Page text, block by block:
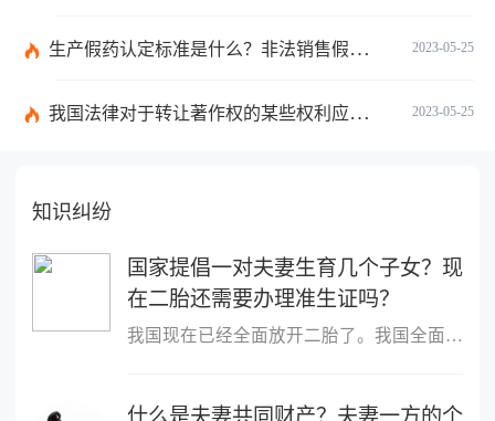
2023-05-25
生产假药认定标准是什么？非法销售假药罪的量刑标准是什么？
2023-05-25
我国法律对于转让著作权的某些权利应当遵循的原则有哪些规定？
知识纠纷
国家提倡一对夫妻生育几个子女？现
在二胎还需要办理准生证吗？
我国现在已经全面放开二胎了。我国全面开放二孩政策是自2016年1月1...
什么是夫妻共同财产？夫妻一方的个